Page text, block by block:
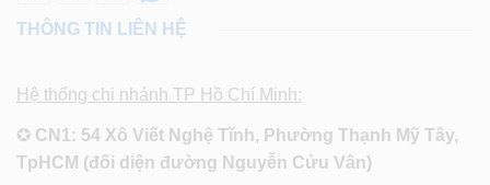
THÔNG TIN LIÊN HỆ
Hệ thống chi nhánh TP Hồ Chí Minh:
✪ CN1: 54 Xô Viết Nghệ Tĩnh, Phường Thạnh Mỹ Tây,
TpHCM (đối diện đường Nguyễn Cửu Vân)